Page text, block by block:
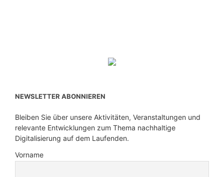
NEWSLETTER ABONNIEREN
Bleiben Sie über unsere Aktivitäten, Veranstaltungen und
relevante Entwicklungen zum Thema nachhaltige
Digitalisierung auf dem Laufenden.
Vorname